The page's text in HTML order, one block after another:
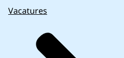
Vacatures